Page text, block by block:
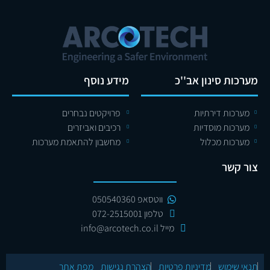
מערכות סינון אב''כ
מערכות דירתיות
מערכות מוסדיות
מערכות מכלול
מידע נוסף
פרויקטים נבחרים
רכיבים ואביזרים
מחשבון להתאמת מערכות
צור קשר
ווטסאפ 050540360
טלפון 072-2515001
מייל info@arcotech.co.il
תנאי שימוש מדיניות פרטיות הצהרת נגישות מפת אתר